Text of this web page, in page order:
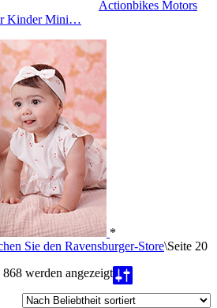
Actionbikes Motors
Kinder Mini…
*
Sie den Ravensburger-Store\Seite 20
werden angezeigtNach
Beliebtheit
sortiert